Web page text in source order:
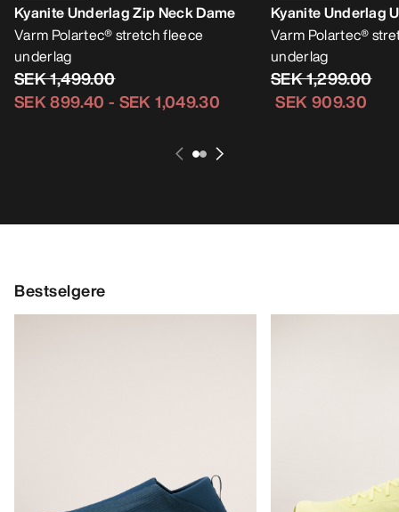
Kyanite Underlag Zip Neck Dame
Varm Polartec® stretch fleece
underlag
SEK 1,499.00
SEK 899.40 - SEK 1,049.30
Kyanite Underlag
Varm Polartec®
underlag
SEK 1,299.00
SEK 909.30
Bestselgere